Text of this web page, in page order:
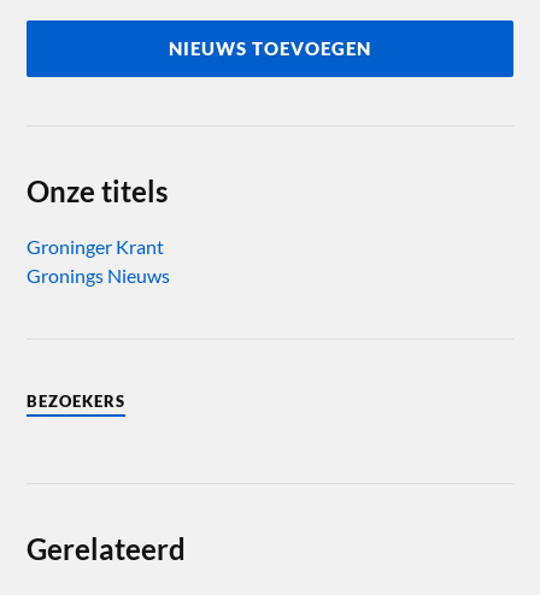
NIEUWS TOEVOEGEN
Onze titels
Groninger Krant
Gronings Nieuws
BEZOEKERS
Gerelateerd